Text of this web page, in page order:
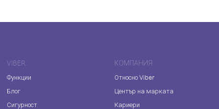
VIBER
Функции
Блог
Сигурност
КОМПАНИЯ
Относно Viber
Център на марката
Кариери